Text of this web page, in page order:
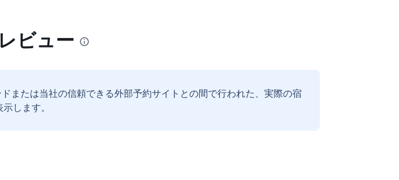
ビュー
または当社の信頼できる外部予約サイトとの間で行われた、実際の宿
します。